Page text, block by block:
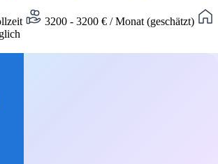
3200 - 3200 € / Monat (geschätzt)